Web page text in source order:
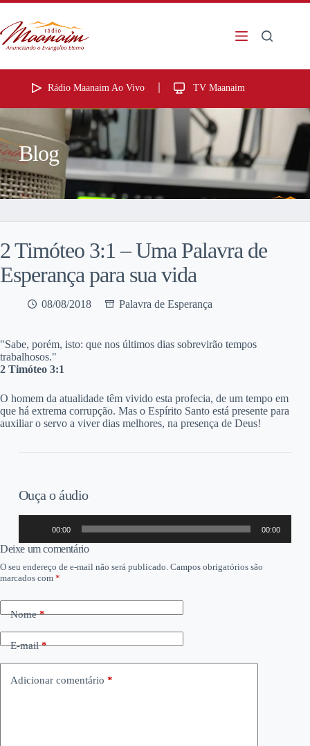
Rádio Maanaim Ao Vivo TV Maanaim
Blog
2 Timóteo 3:1 – Uma Palavra de
Esperança para sua vida
08/08/2018 Palavra de Esperança
"Sabe, porém, isto: que nos últimos dias sobrevirão tempos
trabalhosos."
2 Timóteo 3:1
O homem da atualidade têm vivido esta profecia, de um tempo em
que há extrema corrupção. Mas o Espírito Santo está presente para
auxiliar o servo a viver dias melhores, na presença de Deus!
Ouça o áudio
áudio
00:00 00:00
Deixe um comentário
O seu endereço de e-mail não será publicado. Campos obrigatórios são
marcados com *
Nome*
E-mail*
Adicionar comentário *